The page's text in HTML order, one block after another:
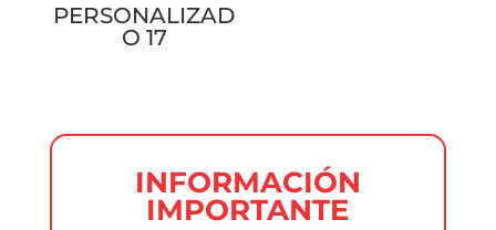
PERSONALIZAD
O 17
INFORMACIÓN
IMPORTANTE